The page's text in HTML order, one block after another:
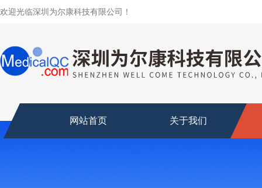
欢迎光临深圳为尔康科技有限公司！
网站首页 关于我们